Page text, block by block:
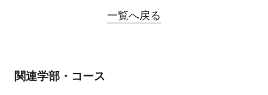
一覧へ戻る
関連学部・コース